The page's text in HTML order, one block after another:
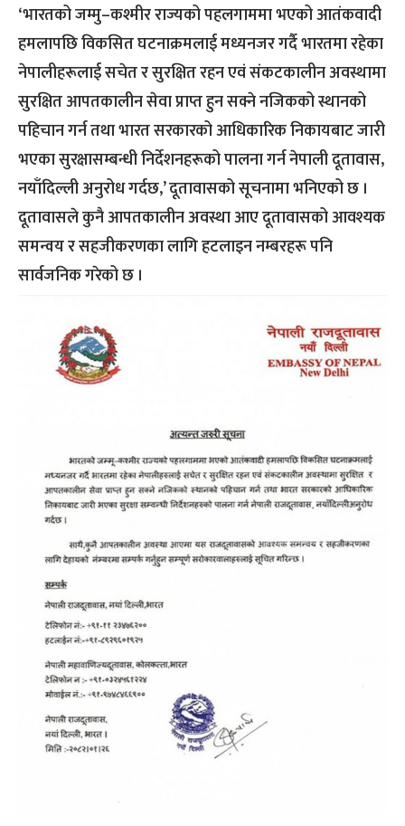
‘भारतको जम्मु–कश्मीर राज्यको पहलगाममा भएको आतंकवादी
हमलापछि विकसित घटनाक्रमलाई मध्यनजर गर्दै भारतमा रहेका
नेपालीहरूलाई सचेत र सुरक्षित रहन एवं संकटकालीन अवस्थामा
सुरक्षित आपतकालीन सेवा प्राप्त हुन सक्ने नजिकको स्थानको
पहिचान गर्न तथा भारत सरकारको आधिकारिक निकायबाट जारी
भएका सुरक्षासम्बन्धी निर्देशनहरूको पालना गर्न नेपाली दूतावास,
नयाँदिल्ली अनुरोध गर्दछ,’ दूतावासको सूचनामा भनिएको छ ।
दूतावासले कुनै आपतकालीन अवस्था आए दूतावासको आवश्यक
समन्वय र सहजीकरणका लागि हटलाइन नम्बरहरू पनि
सार्वजनिक गरेको छ ।